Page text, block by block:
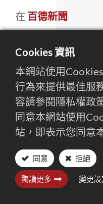
繁體中文
在 百德新聞
Cookies 資訊
本網站使用
行為來提供最佳服
容請參閱隱私權政
同意本網站使用
站，即表示您同意
同意 拒絕
閱讀更多 變更設